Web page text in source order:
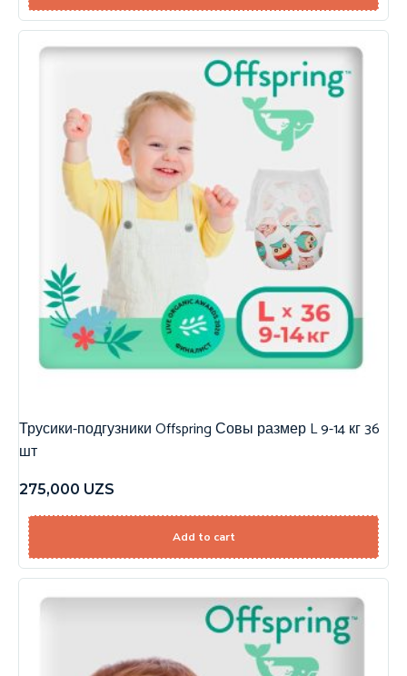
Трусики-подгузники Offspring Совы размер L 9-14 кг 36
шт
275,000 UZS
Add to cart